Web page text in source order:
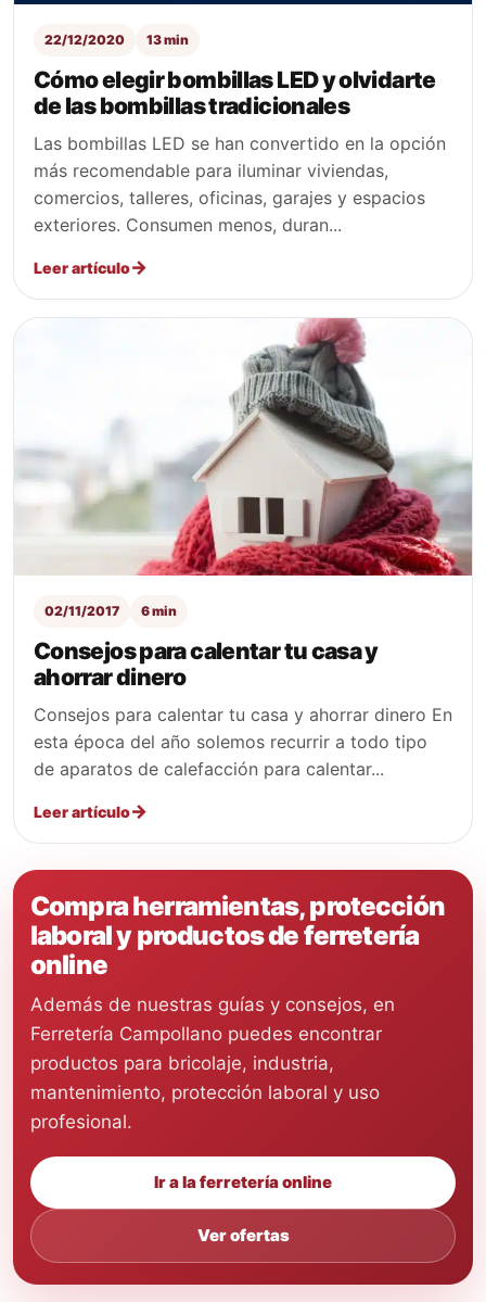
22/12/2020 13 min
Cómo elegir bombillas LED y olvidarte
de las bombillas tradicionales
Las bombillas LED se han convertido en la opción
más recomendable para iluminar viviendas,
comercios, talleres, oficinas, garajes y espacios
exteriores. Consumen menos, duran...
Leer artículo
02/11/2017 6 min
Consejos para calentar tu casa y
ahorrar dinero
Consejos para calentar tu casa y ahorrar dinero En
esta época del año solemos recurrir a todo tipo
de aparatos de calefacción para calentar...
Leer artículo
Compra herramientas, protección
laboral y productos de ferretería
online
Además de nuestras guías y consejos, en
Ferretería Campollano puedes encontrar
productos para bricolaje, industria,
mantenimiento, protección laboral y uso
profesional.
Ir a la ferretería online
Ver ofertas